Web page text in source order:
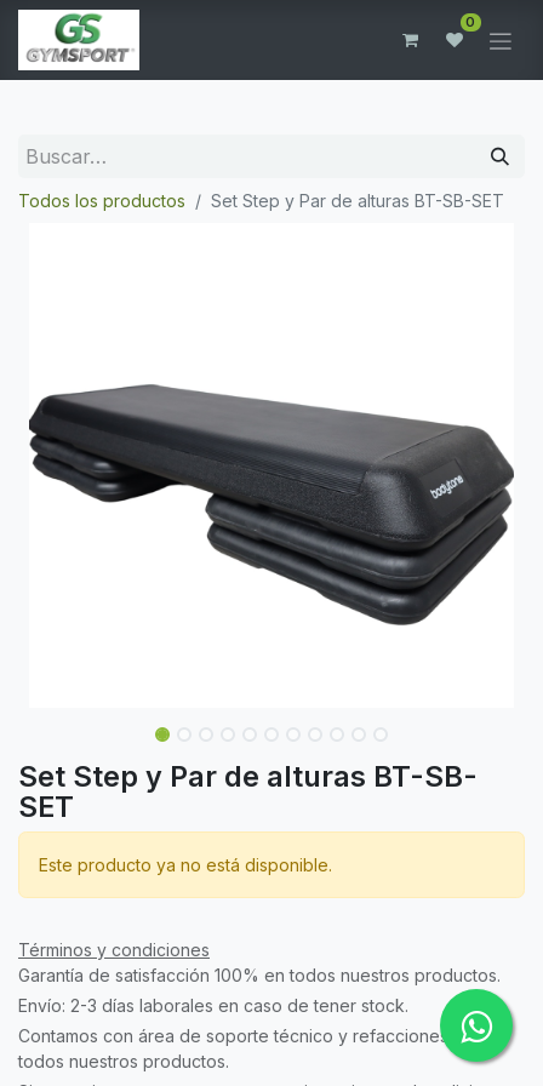
0
Todos los productos Set Step y Par de alturas BT-SB-SET
Set Step y Par de alturas BT-SB-
SET
Este producto ya no está disponible.
Términos y condiciones
Garantía de satisfacción 100% en todos nuestros productos.
Envío: 2-3 días laborales en caso de tener stock.
Contamos con área de soporte técnico y refacciones para
todos nuestros productos.